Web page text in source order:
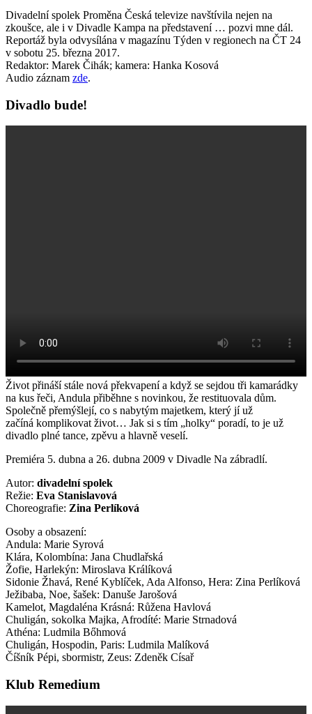
Divadelní spolek Proměna Česká televize navštívila nejen na
zkoušce, ale i v Divadle Kampa na představení … pozvi mne dál.
Reportáž byla odvysílána v magazínu Týden v regionech na ČT 24
v sobotu 25. března 2017.
Redaktor: Marek Čihák; kamera: Hanka Kosová
Audio záznam zde.
Divadlo bude!
Život přináší stále nová překvapení a když se sejdou tři kamarádky
na kus řeči, Andula přiběhne s novinkou, že restituovala dům.
Společně přemýšlejí, co s nabytým majetkem, který jí už
začíná komplikovat život… Jak si s tím „holky“ poradí, to je už
divadlo plné tance, zpěvu a hlavně veselí.
Premiéra 5. dubna a 26. dubna 2009 v Divadle Na zábradlí.
Autor: divadelní spolek
Režie: Eva Stanislavová
Choreografie: Zina Perlíková
Osoby a obsazení:
Andula: Marie Syrová
Klára, Kolombína: Jana Chudlařská
Žofie, Harlekýn: Miroslava Králíková
Sidonie Žhavá, René Kyblíček, Ada Alfonso, Hera: Zina Perlíková
Ježibaba, Noe, šašek: Danuše Jarošová
Kamelot, Magdaléna Krásná: Růžena Havlová
Chuligán, sokolka Majka, Afrodíté: Marie Strnadová
Athéna: Ludmila Bőhmová
Chuligán, Hospodin, Paris: Ludmila Malíková
Číšník Pépi, sbormistr, Zeus: Zdeněk Císař
Klub Remedium